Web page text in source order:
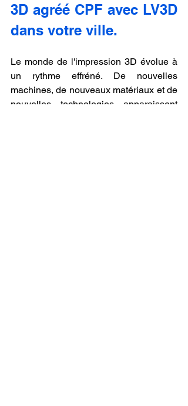
3D agréé CPF avec LV3D
dans votre ville.
Le monde de l'impression 3D évolue à
un rythme effréné. De nouvelles
machines, de nouveaux matériaux et de
nouvelles technologies apparaissent